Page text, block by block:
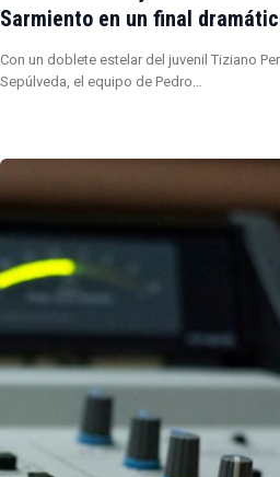
Sarmiento en un final
Con un doblete estelar del juvenil Tiziano
Sepúlveda, el equipo de Pedro…